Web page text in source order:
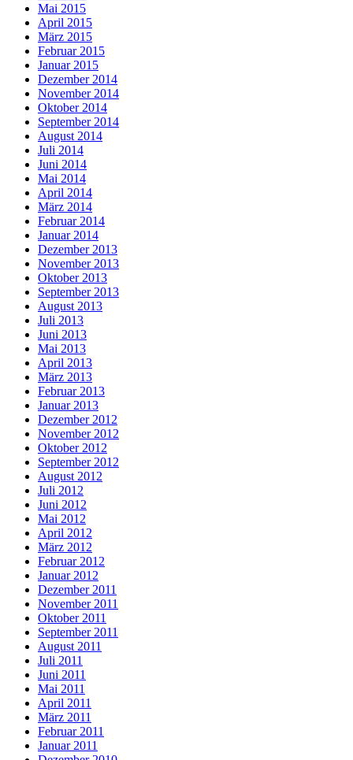
Mai 2015
April 2015
März 2015
Februar 2015
Januar 2015
Dezember 2014
November 2014
Oktober 2014
September 2014
August 2014
Juli 2014
Juni 2014
Mai 2014
April 2014
März 2014
Februar 2014
Januar 2014
Dezember 2013
November 2013
Oktober 2013
September 2013
August 2013
Juli 2013
Juni 2013
Mai 2013
April 2013
März 2013
Februar 2013
Januar 2013
Dezember 2012
November 2012
Oktober 2012
September 2012
August 2012
Juli 2012
Juni 2012
Mai 2012
April 2012
März 2012
Februar 2012
Januar 2012
Dezember 2011
November 2011
Oktober 2011
September 2011
August 2011
Juli 2011
Juni 2011
Mai 2011
April 2011
März 2011
Februar 2011
Januar 2011